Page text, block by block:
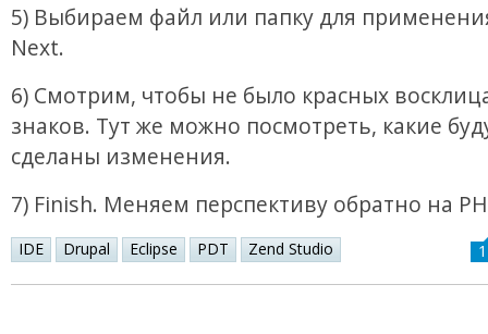
5) Выбираем файл или папку для
Next.
6) Смотрим, чтобы не было красных
знаков. Тут же можно посмотреть, какие
сделаны изменения.
7) Finish. Меняем перспективу обратно на
IDE Drupal Eclipse PDT Zend Studio